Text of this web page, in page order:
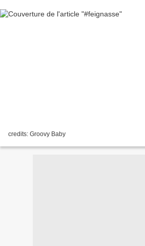
credits: Groovy Baby